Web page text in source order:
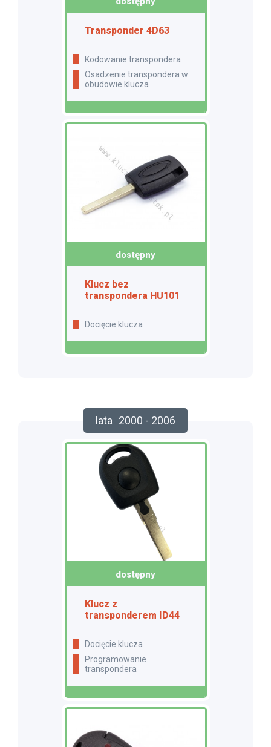
Transponder 4D63
Kodowanie transpondera
Osadzenie transpondera w
obudowie klucza
dostępny
Klucz bez
transpondera HU101
Docięcie klucza
lata 2000 - 2006
dostępny
Klucz z
transponderem ID44
docięcie klucza
programowanie
transpondera